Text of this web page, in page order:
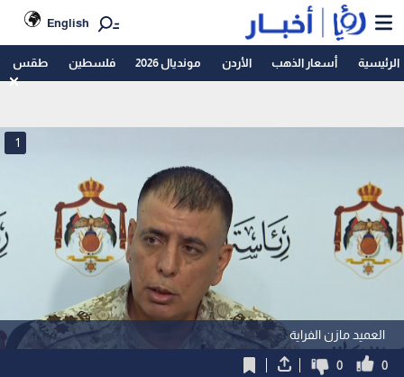
English
الرئيسية أسعار الذهب الأردن مونديال 2026 فلسطين طقس
العميد مازن الفراية
1
0
0